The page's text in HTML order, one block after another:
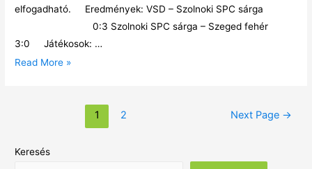
elfogadható. Eredmények: VSD – Szolnoki SPC sárga
0:3 Szolnoki SPC sárga – Szeged fehér
3:0 Játékosok: …
Read More »
1 2 Next Page →
Keresés